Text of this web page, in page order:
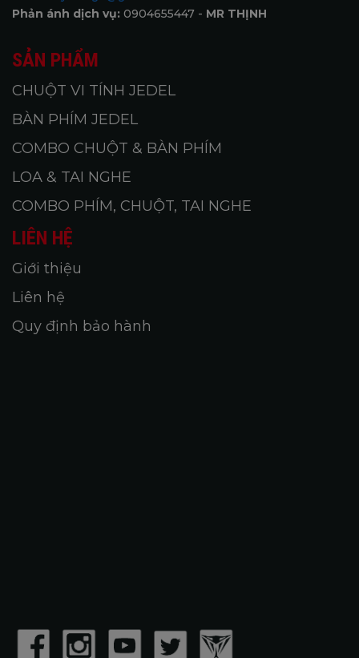
Phản ánh dịch vụ: 0904655447 - MR THỊNH
SẢN PHẨM
CHUỘT VI TÍNH JEDEL
BÀN PHÍM JEDEL
COMBO CHUỘT & BÀN PHÍM
LOA & TAI NGHE
COMBO PHÍM, CHUỘT, TAI NGHE
LIÊN HỆ
Giới thiệu
Liên hệ
Quy định bảo hành